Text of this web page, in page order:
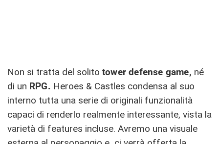
Non si tratta del solito tower defense game, né
di un RPG. Heroes & Castles condensa al suo
interno tutta una serie di originali funzionalità
capaci di renderlo realmente interessante, vista la
varietà di features incluse. Avremo una visuale